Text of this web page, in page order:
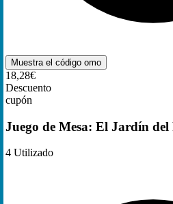
Muestra el código omo
18,28€
Descuento
cupón
Juego de Mesa: El Jardín
4 Utilizado